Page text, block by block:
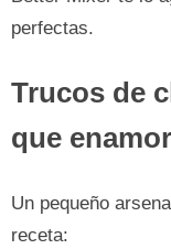
perfectas.
Trucos de
que
Un pequeño
receta: